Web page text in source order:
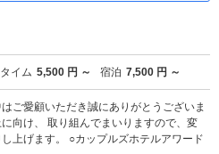
イム 5,500 円 ～ 宿泊 7,500 円 ～
ご愛顧いただき誠にありがとうございま
向け、 取り組んでまいりますので、変
上げます。 ○カップルズホテルアワード